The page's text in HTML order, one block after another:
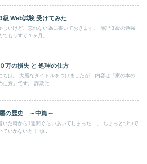
級 Web試験 受けてみた
いけど、忘れない為に書いておきます。 簿記３級の勉強
を始めてもうすぐ１ヶ月。 ...
万の損失 と 処理の仕方
つけましたが、内容は「家の本の
処理の仕方」です。 詐欺に...
の歴史 ～中篇～
た時から1週間ぐらいあいてしまった…。 ちょっとづつで
も書いていかないと！ 頑...